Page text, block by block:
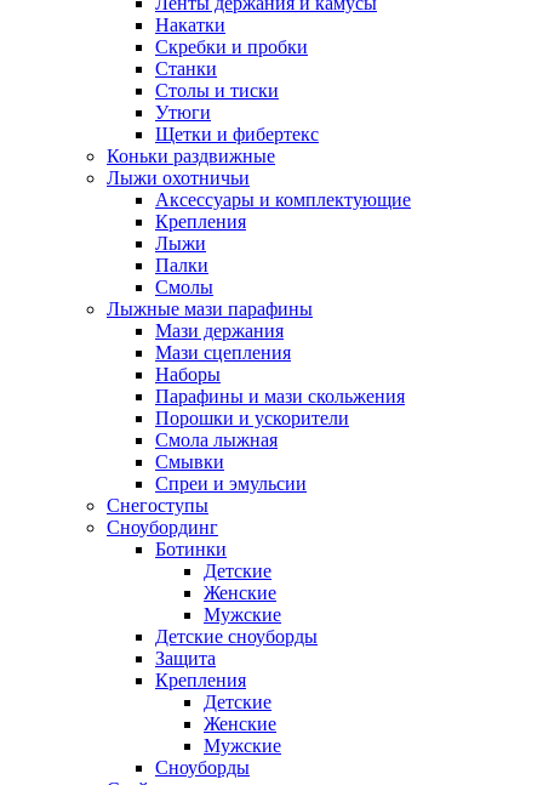
Накатки
Скребки и пробки
Станки
Столы и тиски
Утюги
Щетки и фибертекс
Коньки раздвижные
Лыжи охотничьи
Аксессуары и комплектующие
Крепления
Лыжи
Палки
Смолы
Лыжные мази парафины
Мази держания
Мази сцепления
Наборы
Парафины и мази скольжения
Порошки и ускорители
Смола лыжная
Смывки
Спреи и эмульсии
Снегоступы
Сноубординг
Ботинки
Детские
Женские
Мужские
Детские сноуборды
Защита
Крепления
Детские
Женские
Мужские
Сноуборды